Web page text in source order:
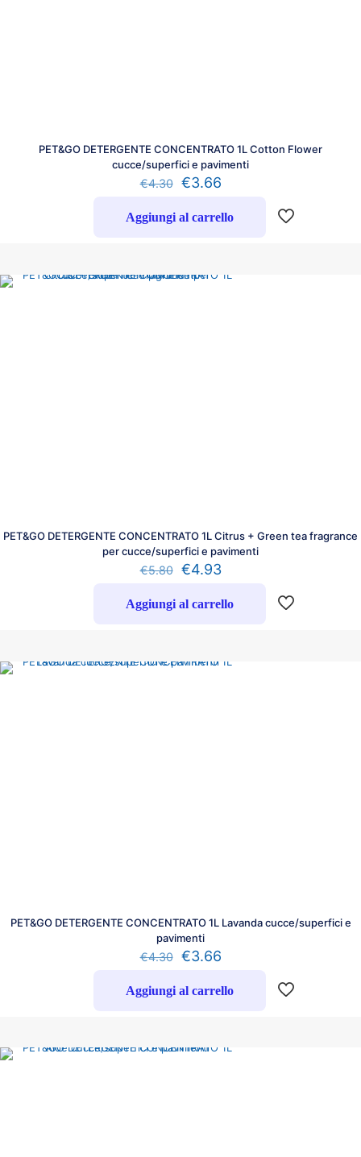
PET&GO DETERGENTE CONCENTRATO 1L Cotton Flower
cucce/superfici e pavimenti
€4.30 €3.66
Aggiungi al carrello
PET&GO DETERGENTE CONCENTRATO 1L Citrus + Green tea fragrance
per cucce/superfici e pavimenti
€5.80 €4.93
Aggiungi al carrello
PET&GO DETERGENTE CONCENTRATO 1L Lavanda cucce/superfici e
pavimenti
€4.30 €3.66
Aggiungi al carrello